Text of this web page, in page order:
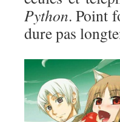
Python. Point
dure pas